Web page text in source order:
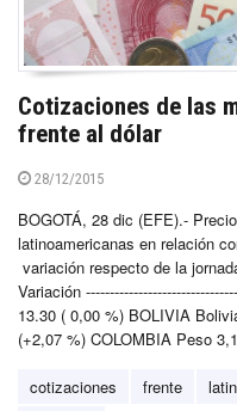
Cotizaciones de las
frente al dólar
28/12/2015
BOGOTÁ, 28 dic (EFE).-
latinoamericanas en relación
variación respecto de la
Variación
13.30 ( 0,00 %) BOLIVIA
(+2,07 %) COLOMBIA Peso
cotizaciones frente